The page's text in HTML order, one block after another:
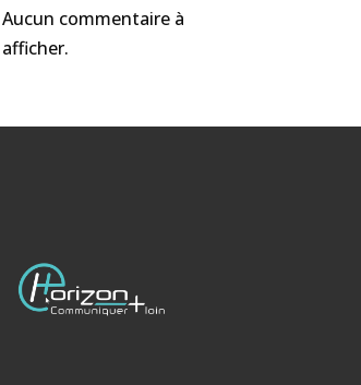
Aucun commentaire à
afficher.